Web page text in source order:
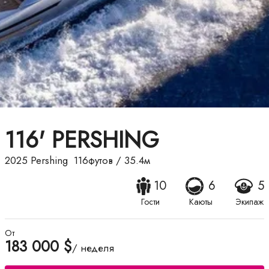
116' PERSHING
2025 Pershing 116футов / 35.4м
10
Гости
6
Каюты
5
Экипаж
От
183 000 $/ неделя